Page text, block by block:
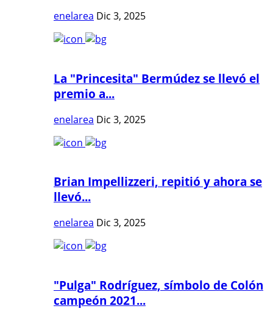
enelarea Dic 3, 2025
La "Princesita" Bermúdez se llevó el
premio a...
enelarea Dic 3, 2025
Brian Impellizzeri, repitió y ahora se
llevó...
enelarea Dic 3, 2025
"Pulga" Rodríguez, símbolo de Colón
campeón 2021...